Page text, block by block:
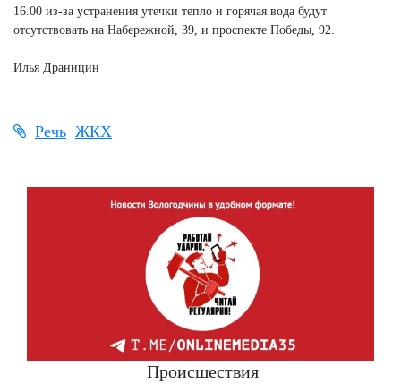
16.00 из-за устранения утечки тепло и горячая вода будут
отсутствовать на Набережной, 39, и проспекте Победы, 92.
Илья Драницин
Речь ЖКХ
Происшествия